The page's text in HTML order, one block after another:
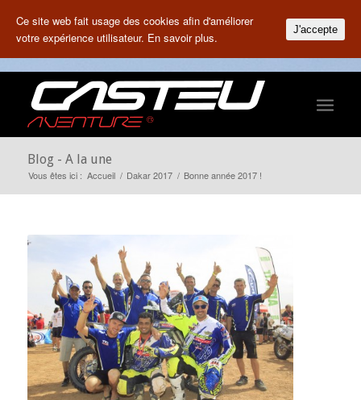
Blog - A la une
Vous êtes ici : Accueil / Dakar 2017 / Bonne année 2017 !
Ce site web fait usage des cookies afin d'améliorer
votre expérience utilisateur. En savoir plus.
J'accepte